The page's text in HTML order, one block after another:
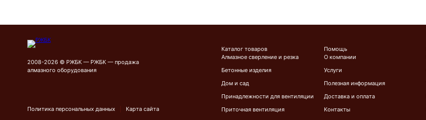
2008-2026 © РЖБК — РЖБК — продажа
алмазного оборудования
Политика персональных данных Карта сайта
Каталог товаров
Алмазное сверление и резка
Бетонные изделия
Дом и сад
Принадлежности для вентиляции
Приточная вентиляция
Помощь
О компании
Услуги
Полезная информация
Доставка и оплата
Контакты